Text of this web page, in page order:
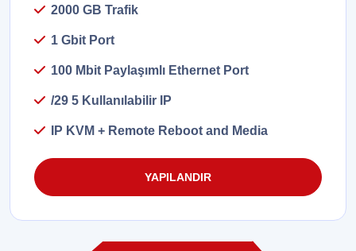
2000 GB Trafik
1 Gbit Port
100 Mbit Paylaşımlı Ethernet Port
/29 5 Kullanılabilir IP
IP KVM + Remote Reboot and Media
YAPILANDIR